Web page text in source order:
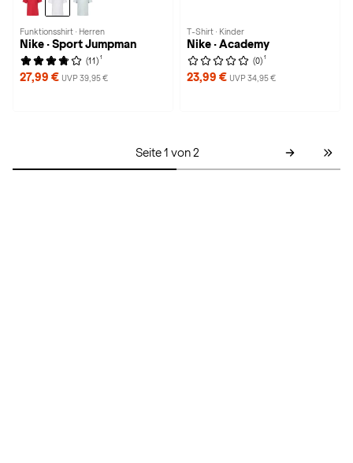
Funktionsshirt · Herren
Nike · Sport Jumpman
(11) 1
27,99 € UVP 39,95 €
T-Shirt · Kinder
Nike · Academy
(0) 1
23,99 € UVP 34,95 €
Seite 1 von 2